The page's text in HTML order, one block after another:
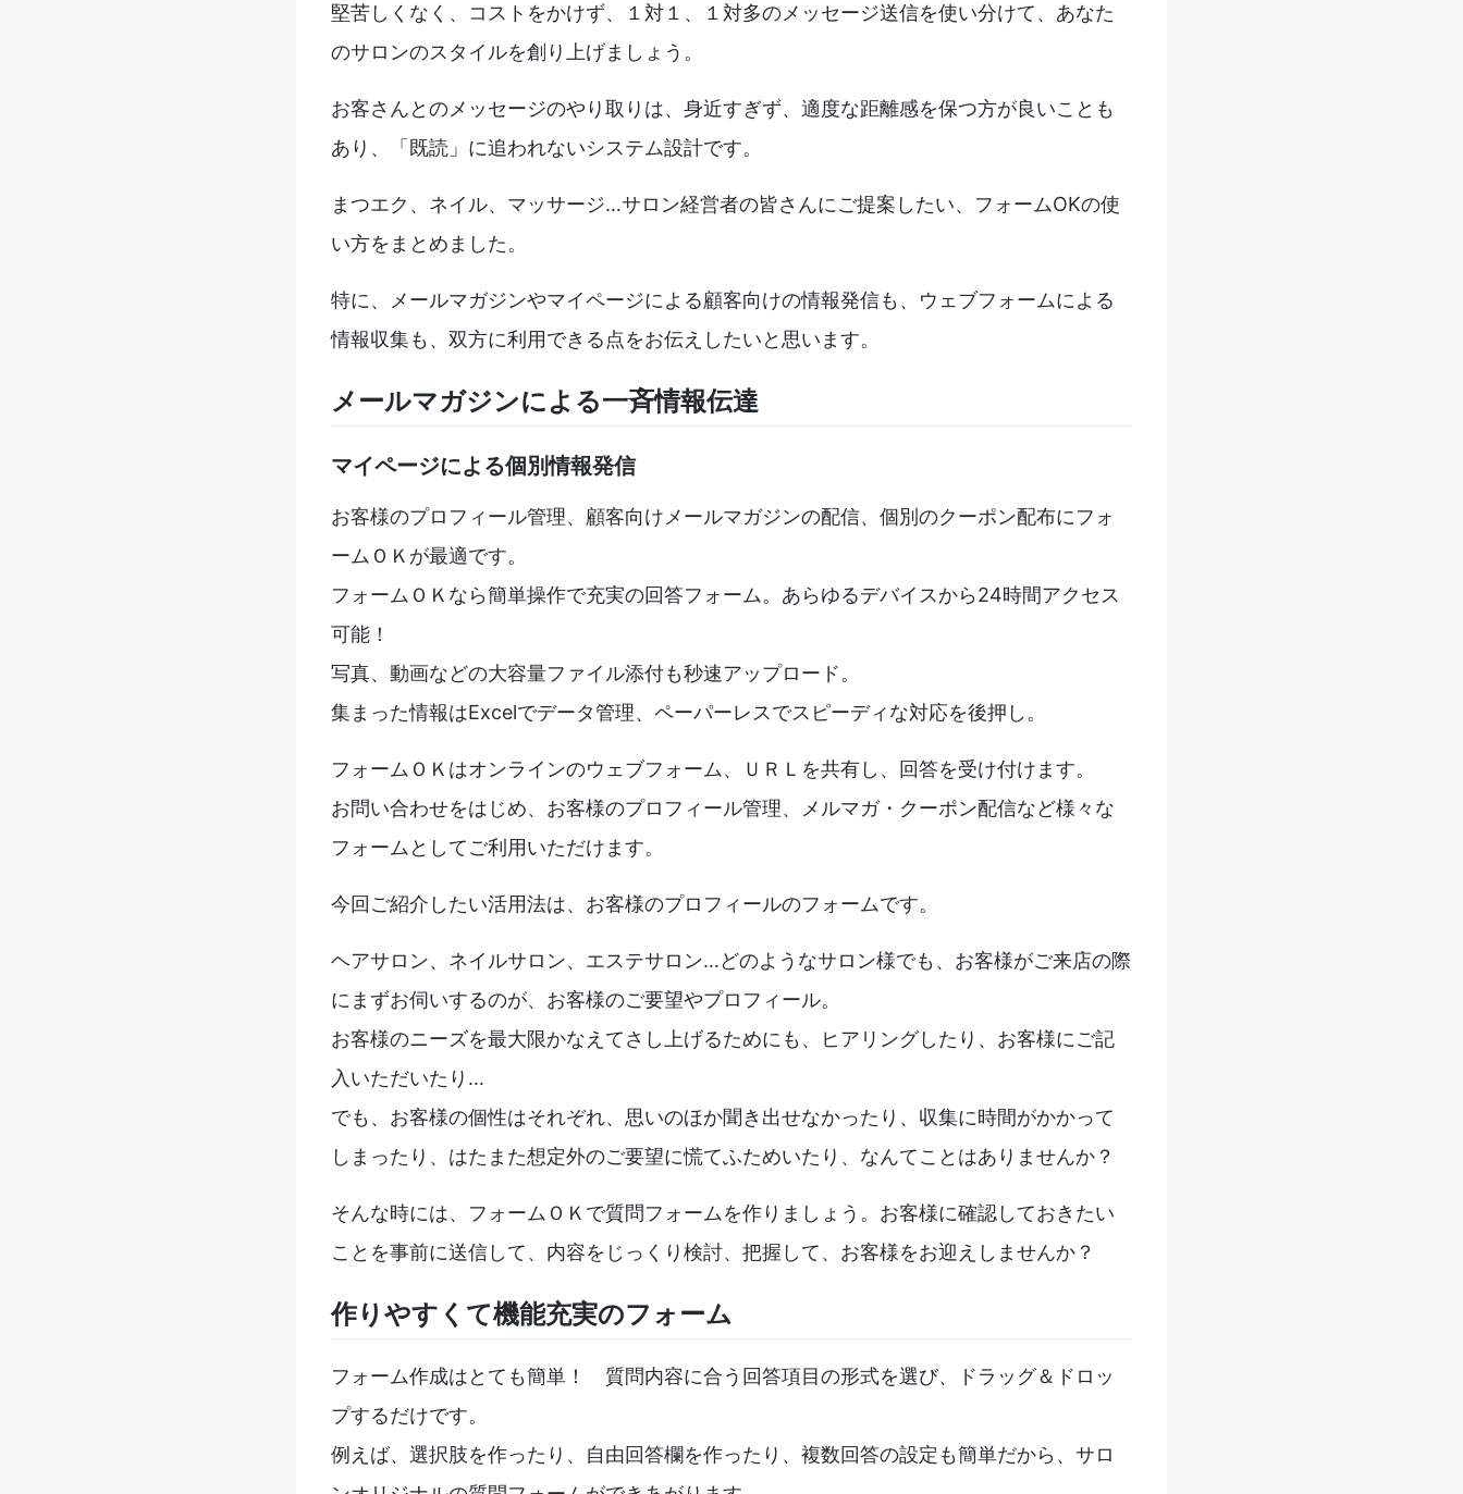
堅苦しくなく、コストをかけず、１対１、１対多のメッセージ送信を使い分けて、あなた
のサロンのスタイルを創り上げましょう。
お客さんとのメッセージのやり取りは、身近すぎず、適度な距離感を保つ方が良いことも
あり、「既読」に追われないシステム設計です。
まつエク、ネイル、マッサージ…サロン経営者の皆さんにご提案したい、フォームOKの使
い方をまとめました。
特に、メールマガジンやマイページによる顧客向けの情報発信も、ウェブフォームによる
情報収集も、双方に利用できる点をお伝えしたいと思います。
メールマガジンによる一斉情報伝達
マイページによる個別情報発信
お客様のプロフィール管理、顧客向けメールマガジンの配信、個別のクーポン配布にフォ
ームＯＫが最適です。
フォームＯＫなら簡単操作で充実の回答フォーム。あらゆるデバイスから24時間アクセス
可能！
写真、動画などの大容量ファイル添付も秒速アップロード。
集まった情報はExcelでデータ管理、ペーパーレスでスピーディな対応を後押し。
フォームＯＫはオンラインのウェブフォーム、ＵＲＬを共有し、回答を受け付けます。
お問い合わせをはじめ、お客様のプロフィール管理、メルマガ・クーポン配信など様々な
フォームとしてご利用いただけます。
今回ご紹介したい活用法は、お客様のプロフィールのフォームです。
ヘアサロン、ネイルサロン、エステサロン…どのようなサロン様でも、お客様がご来店の際
にまずお伺いするのが、お客様のご要望やプロフィール。
お客様のニーズを最大限かなえてさし上げるためにも、ヒアリングしたり、お客様にご記
入いただいたり…
でも、お客様の個性はそれぞれ、思いのほか聞き出せなかったり、収集に時間がかかって
しまったり、はたまた想定外のご要望に慌てふためいたり、なんてことはありませんか？
そんな時には、フォームＯＫで質問フォームを作りましょう。お客様に確認しておきたい
ことを事前に送信して、内容をじっくり検討、把握して、お客様をお迎えしませんか？
作りやすくて機能充実のフォーム
フォーム作成はとても簡単！ 質問内容に合う回答項目の形式を選び、ドラッグ＆ドロッ
プするだけです。
例えば、選択肢を作ったり、自由回答欄を作ったり、複数回答の設定も簡単だから、サロ